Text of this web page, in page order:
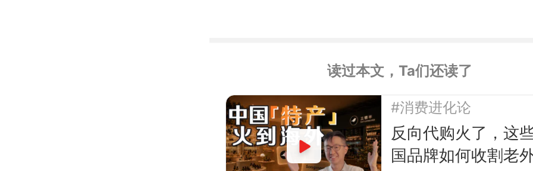
读过本文，Ta们还读了
#消费进化论
反向代购火了，这
国品牌如何收割老